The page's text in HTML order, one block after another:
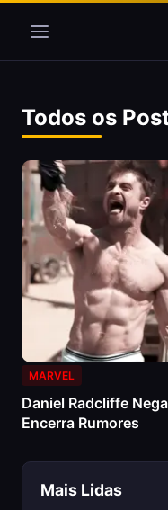
Todos os
MARVEL
Daniel Radcliffe
Encerra Rumores
Mais Lidas